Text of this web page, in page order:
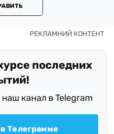
последних
канал в Telegram
Телеграмме